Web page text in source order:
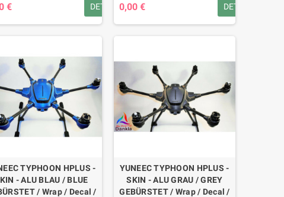
€ DETAILS0,00 € DETAILS
TYPHOON HPLUS -
- ALU BLAU / BLUE
/ Wrap / Decal /
YUNEEC TYPHOON HPLUS -
SKIN - ALU GRAU / GREY
GEBÜRSTET / Wrap / Decal /